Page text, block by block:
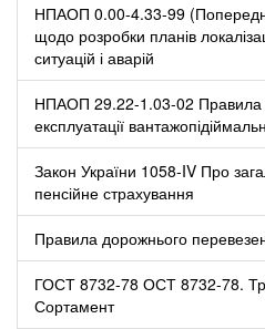
НПАОП 0.00-4.33-99
щодо розробки планів
ситуацій і аварій
НПАОП 29.22-1.03-02 Правила
експлуатації
Закон України 1058-IV Про
пенсійне страхування
Правила дорожнього
ГОСТ 8732-78 ОСТ 8732-78.
Сортамент